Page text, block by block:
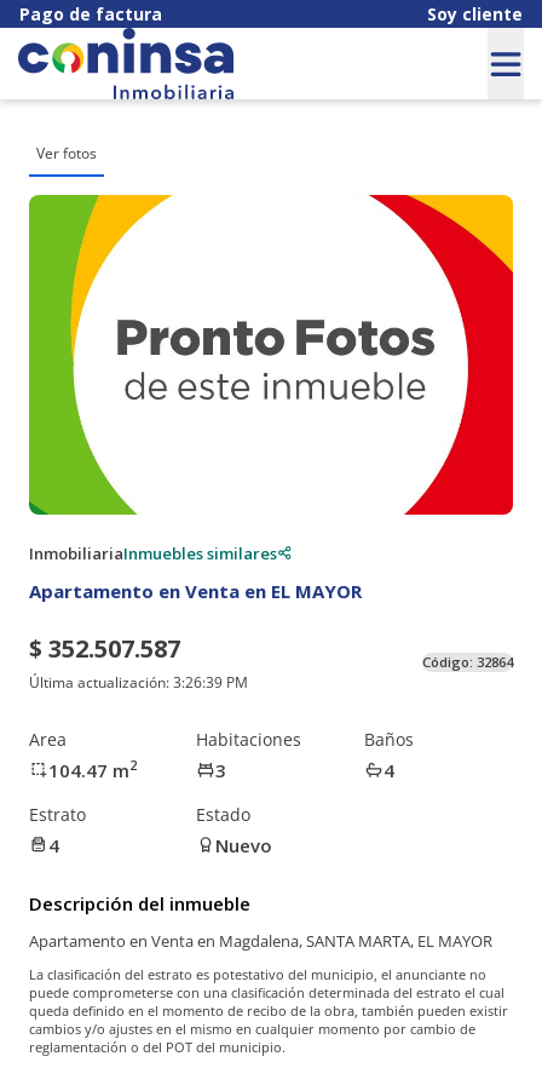
Pago de factura Soy cliente
Ver fotos
InmobiliariaInmuebles similares
Apartamento en Venta en EL MAYOR
$ 352.507.587
Última actualización:3:26:39 PM
Código: 32864
Area
104.47 m2
Habitaciones
3
Baños
4
Estrato
4
Estado
Nuevo
Descripción del inmueble
Apartamento en Venta en Magdalena, SANTA MARTA, EL MAYOR
La clasificación del estrato es potestativo del municipio, el anunciante no
puede comprometerse con una clasificación determinada del estrato el cual
queda definido en el momento de recibo de la obra, también pueden existir
cambios y/o ajustes en el mismo en cualquier momento por cambio de
reglamentación o del POT del municipio.